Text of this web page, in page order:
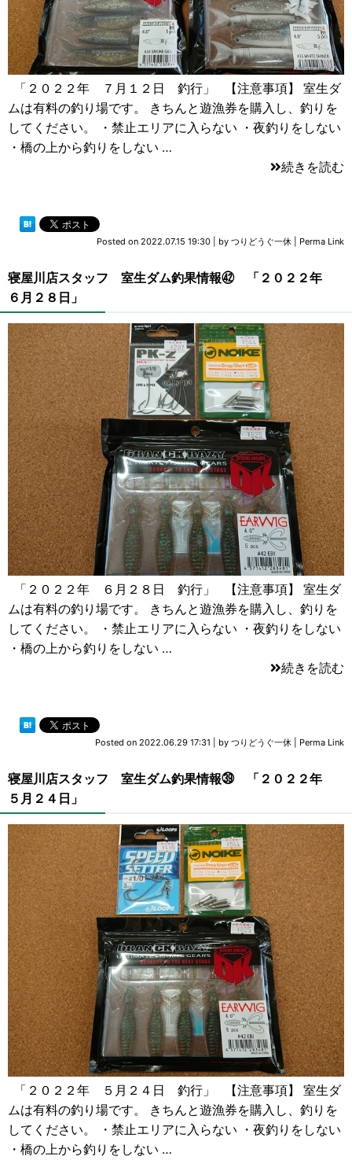
「２０２２年 ７月１２日 釣行」 【注意事項】 室生ダ
ムは有料の釣り場です。 きちんと遊漁券を購入し、釣りを
してください。 ・禁止エリアに入らない ・夜釣りをしない
・橋の上から釣りをしない …
続きを読む
Posted on 2022.07.15 19:30 by つりどうぐ一休 Perma Link
寝屋川店スタッフ 室生ダム釣果情報㊷ 「２０２２年
６月２８日」
「２０２２年 ６月２８日 釣行」 【注意事項】 室生ダ
ムは有料の釣り場です。 きちんと遊漁券を購入し、釣りを
してください。 ・禁止エリアに入らない ・夜釣りをしない
・橋の上から釣りをしない …
続きを読む
Posted on 2022.06.29 17:31 by つりどうぐ一休 Perma Link
寝屋川店スタッフ 室生ダム釣果情報㊴ 「２０２２年
５月２４日」
「２０２２年 ５月２４日 釣行」 【注意事項】 室生ダ
ムは有料の釣り場です。 きちんと遊漁券を購入し、釣りを
してください。 ・禁止エリアに入らない ・夜釣りをしない
・橋の上から釣りをしない …